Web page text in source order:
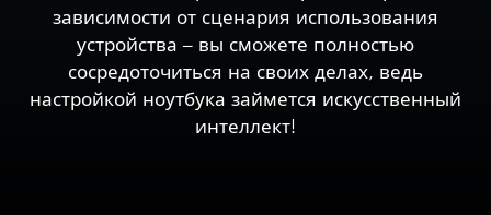
зависимости от сценария использования
устройства – вы сможете полностью
сосредоточиться на своих делах, ведь
настройкой ноутбука займется искусственный
интеллект!